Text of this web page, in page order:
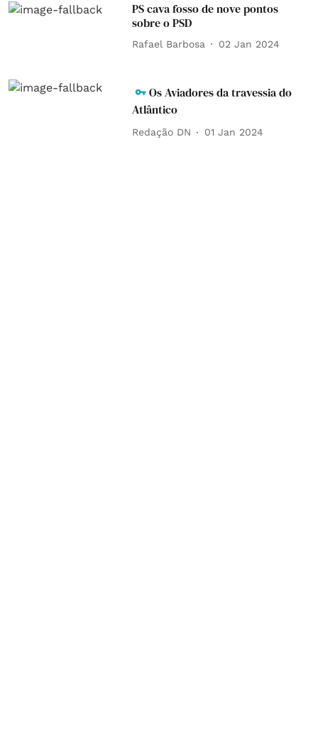
PS cava fosso de nove pontos
sobre o PSD
Rafael Barbosa 02 Jan 2024
Os Aviadores da travessia do
Atlântico
Redação DN 01 Jan 2024